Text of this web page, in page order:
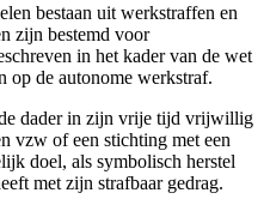
bestaan uit werkstraffen en
zijn bestemd voor
in het kader van de wet
op de autonome werkstraf.
dader in zijn vrije tijd vrijwillig
vzw of een stichting met een
doel, als symbolisch herstel
met zijn strafbaar gedrag.